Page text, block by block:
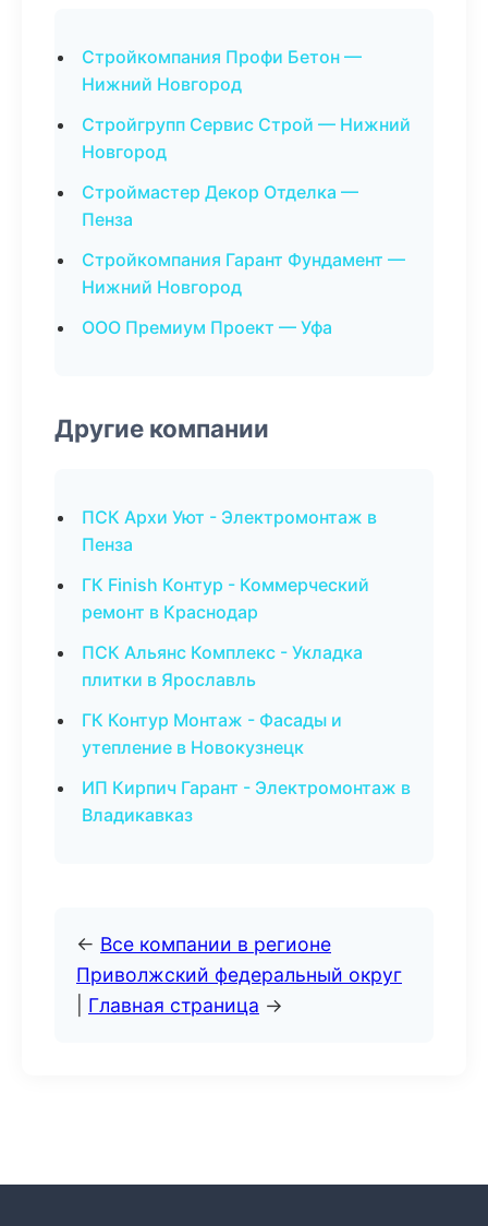
Стройкомпания Профи Бетон —
Нижний Новгород
Стройгрупп Сервис Строй — Нижний
Новгород
Строймастер Декор Отделка —
Пенза
Стройкомпания Гарант Фундамент —
Нижний Новгород
ООО Премиум Проект — Уфа
Другие компании
ПСК Архи Уют - Электромонтаж в
Пенза
ГК Finish Контур - Коммерческий
ремонт в Краснодар
ПСК Альянс Комплекс - Укладка
плитки в Ярославль
ГК Контур Монтаж - Фасады и
утепление в Новокузнецк
ИП Кирпич Гарант - Электромонтаж в
Владикавказ
← Все компании в регионе
Приволжский федеральный округ
Главная страница →